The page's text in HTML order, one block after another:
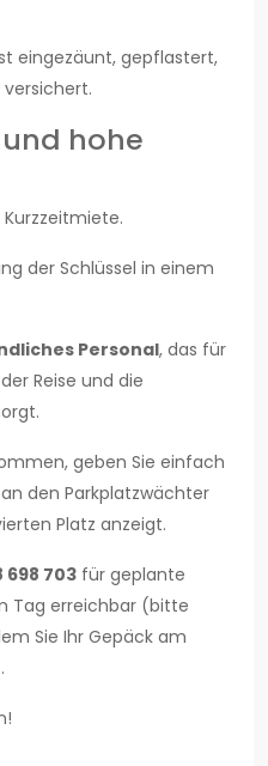
eingezäunt, gepflastert,
hohe
der Schlüssel in einem
Personal, das für
Reise und die
geben Sie einfach
den Parkplatzwächter
Platz anzeigt.
698 703 für geplante
Tag erreichbar (bitte
Sie Ihr Gepäck am